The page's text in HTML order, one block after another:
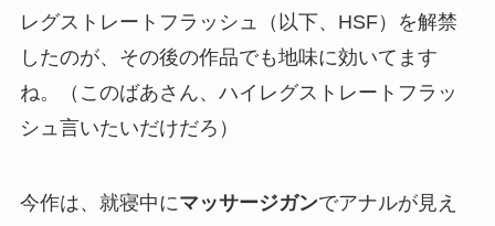
レグストレートフラッシュ（以下、HSF）を解禁
したのが、その後の作品でも地味に効いてます
ね。（このばあさん、ハイレグストレートフラッ
シュ言いたいだけだろ）
今作は、就寝中にマッサージガンでアナルが見え